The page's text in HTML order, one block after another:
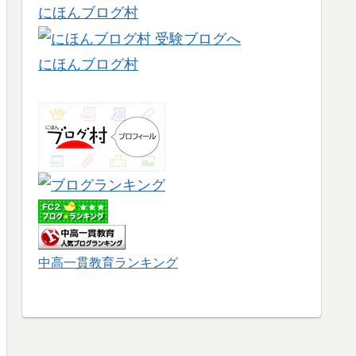
にほんブログ村
にほんブログ村
中高一貫教育ランキング